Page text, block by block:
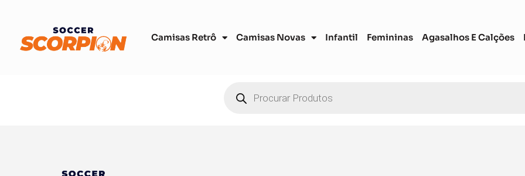
Camisas Retrô Camisas Novas Infantil Femininas Agasalhos E Calções